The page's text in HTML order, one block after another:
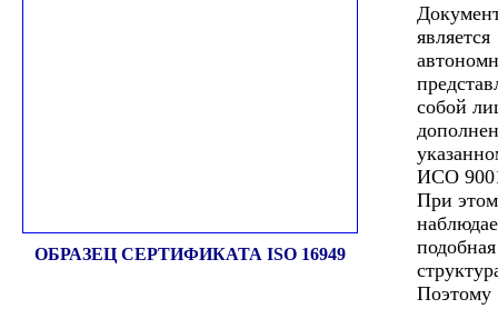
ОБРАЗЕЦ СЕРТИФИКАТА ISO 16949
является
собой
ИСО
При
Поэтому